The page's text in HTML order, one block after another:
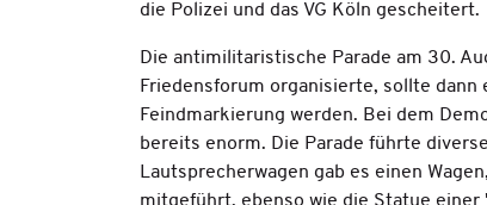
die Polizei und das VG Köln gescheitert.
Die antimilitaristische Parade am 30.
Friedensforum organisierte, sollte
Feindmarkierung werden. Bei dem
bereits enorm. Die Parade führte
Lautsprecherwagen gab es einen